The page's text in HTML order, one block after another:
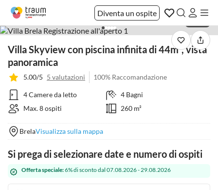
Diventa un ospite
Villa Skyview con piscina infinita di 44m², vista
panoramica
5.00/5 5 valutazioni 100% Raccomandazione
4 Camere da letto
4 Bagni
Max. 8 ospiti
260 m²
BrelaVisualizza sulla mappa
Si prega di selezionare date e numero di ospiti
Offerta speciale:6% di sconto dal 07.08.2026 - 29.08.2026